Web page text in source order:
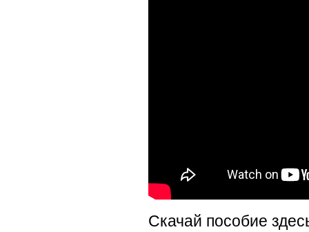
Скачай пособие